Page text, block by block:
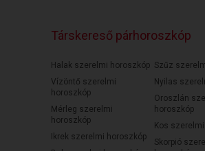
Társkereső párhoroszkóp
Halak szerelmi horoszkóp
Vízöntő szerelmi
horoszkóp
Mérleg szerelmi
horoszkóp
Ikrek szerelmi horoszkóp
Szűz
Nyilas
Oroszlán
horoszkóp
Kos
Skorpió